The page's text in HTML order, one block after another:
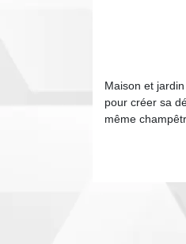
Maison et
pour créer sa
même